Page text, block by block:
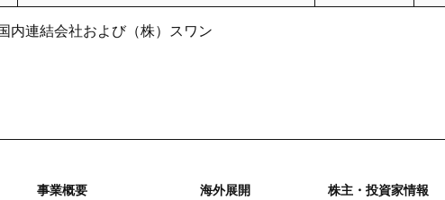
内連結会社および（株）スワン
事業概要 海外展開 株主・投資家情報